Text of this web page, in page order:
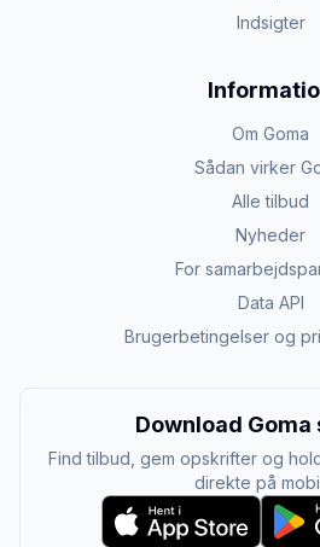
Indsigter
Om Goma
Sådan virker
Alle tilbud
Nyheder
For
Data API
Brugerbetingelser og
Download Goma
Find tilbud, gem opskrifter og
direkte på